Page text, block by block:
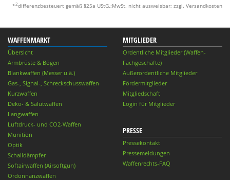
*2differenzbesteuert gemäß §25a UStG.;MwSt. nicht ausweisbar; zzgl. Versandkosten
WAFFENMARKT
Übersicht
Armbrüste & Bögen
Blankwaffen (Messer u.ä.)
Gas-, Signal-, Schreckschusswaffen
Kurzwaffen
Deko- & Salutwaffen
Langwaffen
Luftdruck- und CO2-Waffen
Munition
Optik
Schalldämpfer
Softairwaffen (Airsoftgun)
Ordonnanzwaffen
MITGLIEDER
Ordentliche Mitglieder (Waffen-
Fachgeschäfte)
Außerordentliche Mitglieder
Fördermitglieder
Mitgliedschaft
Login für Mitglieder
PRESSE
Pressekontakt
Pressemeldungen
Waffenrechts-FAQ